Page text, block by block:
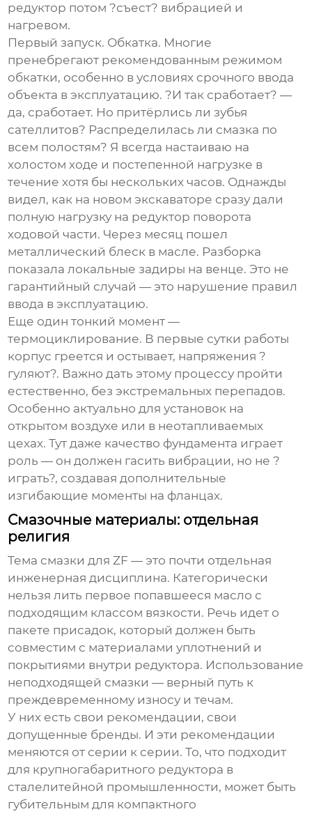
редуктор потом ?съест? вибрацией и
нагревом.
Первый запуск. Обкатка. Многие
пренебрегают рекомендованным режимом
обкатки, особенно в условиях срочного ввода
объекта в эксплуатацию. ?И так сработает? —
да, сработает. Но притёрлись ли зубья
сателлитов? Распределилась ли смазка по
всем полостям? Я всегда настаиваю на
холостом ходе и постепенной нагрузке в
течение хотя бы нескольких часов. Однажды
видел, как на новом экскаваторе сразу дали
полную нагрузку на редуктор поворота
ходовой части. Через месяц пошел
металлический блеск в масле. Разборка
показала локальные задиры на венце. Это не
гарантийный случай — это нарушение правил
ввода в эксплуатацию.
Еще один тонкий момент —
термоциклирование. В первые сутки работы
корпус греется и остывает, напряжения ?
гуляют?. Важно дать этому процессу пройти
естественно, без экстремальных перепадов.
Особенно актуально для установок на
открытом воздухе или в неотапливаемых
цехах. Тут даже качество фундамента играет
роль — он должен гасить вибрации, но не ?
играть?, создавая дополнительные
изгибающие моменты на фланцах.
Смазочные материалы: отдельная
религия
Тема смазки для ZF — это почти отдельная
инженерная дисциплина. Категорически
нельзя лить первое попавшееся масло с
подходящим классом вязкости. Речь идет о
пакете присадок, который должен быть
совместим с материалами уплотнений и
покрытиями внутри редуктора. Использование
неподходящей смазки — верный путь к
преждевременному износу и течам.
У них есть свои рекомендации, свои
допущенные бренды. И эти рекомендации
меняются от серии к серии. То, что подходит
для крупногабаритного редуктора в
сталелитейной промышленности, может быть
губительным для компактного